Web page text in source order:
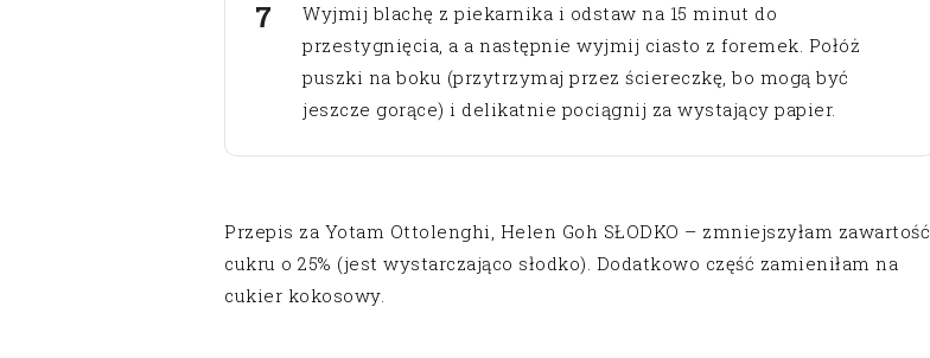
Wyjmij blachę z piekarnika i odstaw na 15 minut do
przestygnięcia, a a następnie wyjmij ciasto z foremek. Połóż
puszki na boku (przytrzymaj przez ściereczkę, bo mogą być
jeszcze gorące) i delikatnie pociągnij za wystający papier.
Przepis za Yotam Ottolenghi, Helen Goh SŁODKO – zmniejszyłam zawartość
cukru o 25% (jest wystarczająco słodko). Dodatkowo część zamieniłam na
cukier kokosowy.